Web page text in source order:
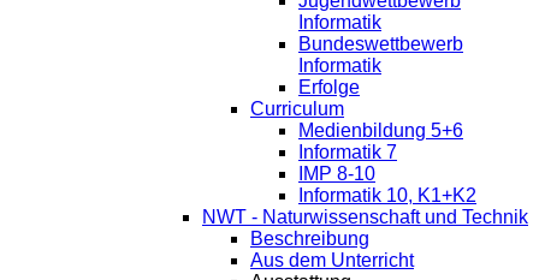
Informatik
Bundeswettbewerb
Informatik
Erfolge
Curriculum
Medienbildung 5+6
Informatik 7
IMP 8-10
Informatik 10, K1+K2
NWT - Naturwissenschaft und Technik
Beschreibung
Aus dem Unterricht